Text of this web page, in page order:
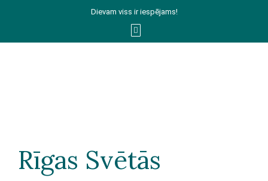
Dievam viss ir iespējams!
Rīgas Svētās